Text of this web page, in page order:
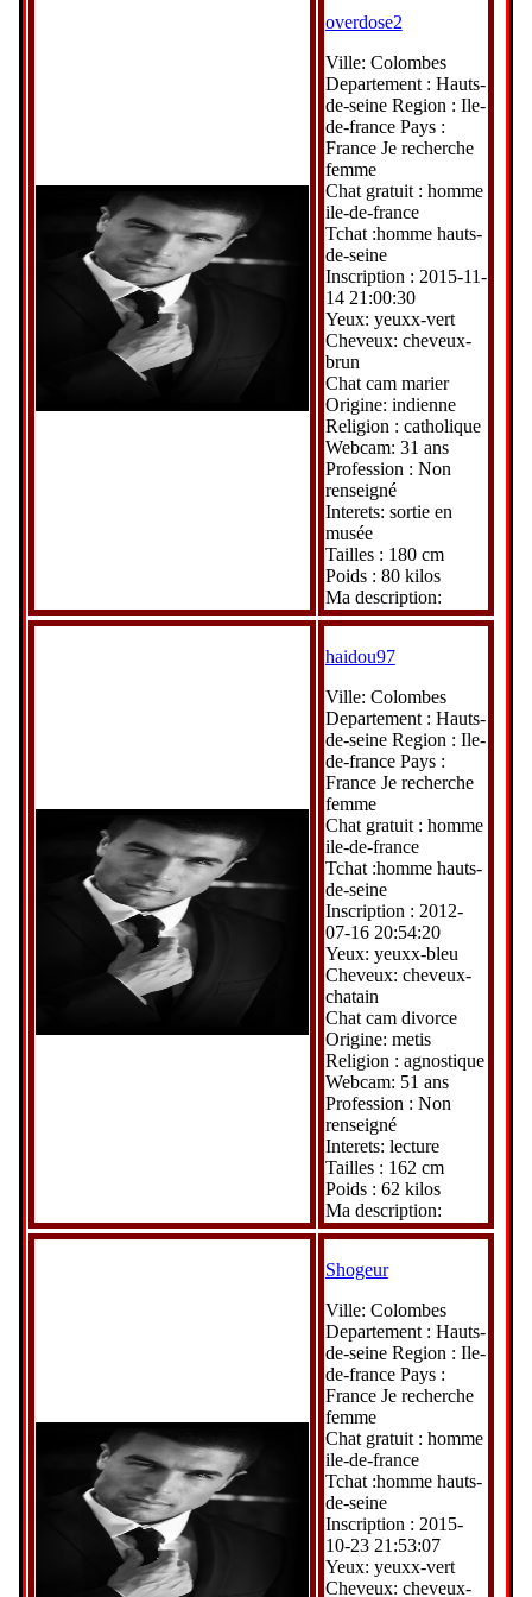
overdose2
Ville: Colombes
Departement : Hauts-
de-seine Region : Ile-
de-france Pays :
France Je recherche
femme
Chat gratuit : homme
ile-de-france
Tchat :homme hauts-
de-seine
Inscription : 2015-11-
14 21:00:30
Yeux: yeuxx-vert
Cheveux: cheveux-
brun
Chat cam marier
Origine: indienne
Religion : catholique
Webcam: 31 ans
Profession : Non
renseigné
Interets: sortie en
musée
Tailles : 180 cm
Poids : 80 kilos
Ma description:
haidou97
Ville: Colombes
Departement : Hauts-
de-seine Region : Ile-
de-france Pays :
France Je recherche
femme
Chat gratuit : homme
ile-de-france
Tchat :homme hauts-
de-seine
Inscription : 2012-
07-16 20:54:20
Yeux: yeuxx-bleu
Cheveux: cheveux-
chatain
Chat cam divorce
Origine: metis
Religion : agnostique
Webcam: 51 ans
Profession : Non
renseigné
Interets: lecture
Tailles : 162 cm
Poids : 62 kilos
Ma description:
Shogeur
Ville: Colombes
Departement : Hauts-
de-seine Region : Ile-
de-france Pays :
France Je recherche
femme
Chat gratuit : homme
ile-de-france
Tchat :homme hauts-
de-seine
Inscription : 2015-
10-23 21:53:07
Yeux: yeuxx-vert
Cheveux: cheveux-